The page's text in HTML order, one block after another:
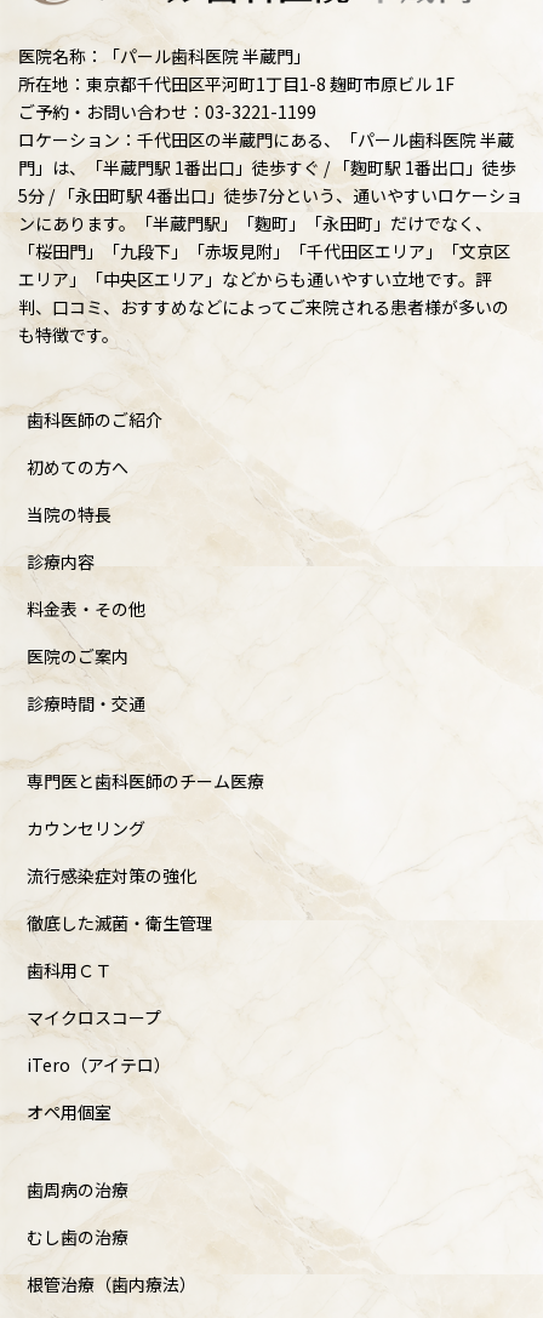
医院名称：「パール歯科医院 半蔵門」
所在地：東京都千代田区平河町1丁目1-8 麹町市原ビル 1F
ご予約・お問い合わせ：03-3221-1199
ロケーション：千代田区の半蔵門にある、「パール歯科医院 半蔵
門」は、「半蔵門駅 1番出口」徒歩すぐ / 「麴町駅 1番出口」徒歩
5分 / 「永田町駅 4番出口」徒歩7分という、通いやすいロケーショ
ンにあります。「半蔵門駅」「麴町」「永田町」だけでなく、
「桜田門」「九段下」「赤坂見附」「千代田区エリア」「文京区
エリア」「中央区エリア」などからも通いやすい立地です。評
判、口コミ、おすすめなどによってご来院される患者様が多いの
も特徴です。
歯科医師のご紹介
初めての方へ
当院の特長
診療内容
料金表・その他
医院のご案内
診療時間・交通
専門医と歯科医師のチーム医療
カウンセリング
流行感染症対策の強化
徹底した滅菌・衛生管理
歯科用ＣＴ
マイクロスコープ
iTero（アイテロ）
オペ用個室
歯周病の治療
むし歯の治療
根管治療（歯内療法）